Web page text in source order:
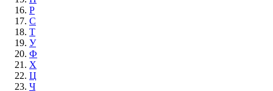
Р
С
Т
У
Ф
Х
Ц
Ч